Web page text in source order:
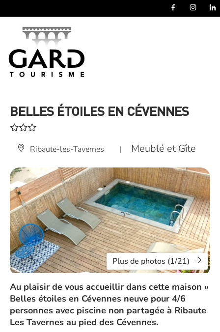
BELLES ÉTOILES EN CÉVENNES
Ribaute-les-Tavernes | Meublé et Gîte
Plus de photos (1/21)
Au plaisir de vous accueillir dans cette maison »
Belles étoiles en Cévennes neuve pour 4/6
personnes avec piscine non partagée à Ribaute
Les Tavernes au pied des Cévennes.